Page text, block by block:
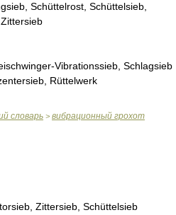
Schüttelrost, Schüttelsieb,
Vibrationssieb, Schlagsieb
Rüttelwerk
словарь > вибрационный грохот
Zittersieb, Schüttelsieb